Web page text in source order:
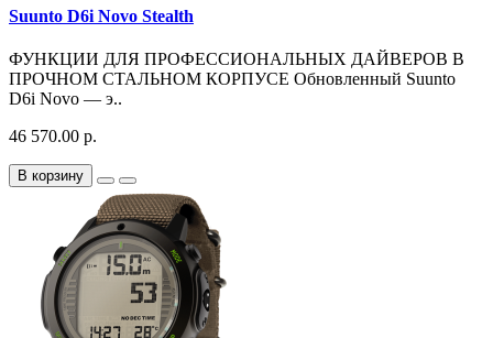
Suunto D6i Novo Stealth
ФУНКЦИИ ДЛЯ ПРОФЕССИОНАЛЬНЫХ ДАЙВЕРОВ В
ПРОЧНОМ СТАЛЬНОМ КОРПУСЕ Обновленный Suunto
D6i Novo — э..
46 570.00 р.
В корзину